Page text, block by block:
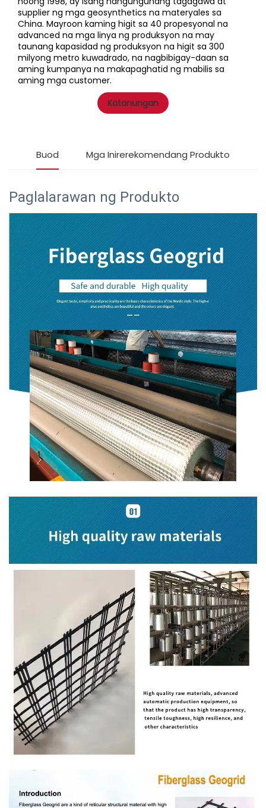
supplier ng mga geosynthetics na materyales sa
China. Mayroon kaming higit sa 40 propesyonal na
advanced na mga linya ng produksyon na may
taunang kapasidad ng produksyon na higit sa 300
milyong metro kuwadrado, na nagbibigay-daan sa
aming kumpanya na makapaghatid ng mabilis sa
aming mga customer.
Katanungan
Buod Mga Inirerekomendang Produkto
Paglalarawan ng Produkto